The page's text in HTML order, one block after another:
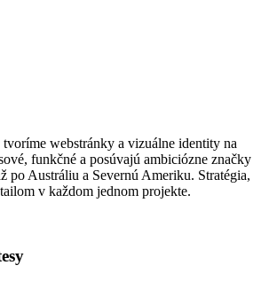
webstránky a vizuálne identity na
funkčné a posúvajú ambiciózne značky
Austráliu a Severnú Ameriku. Stratégia,
v každom jednom projekte.